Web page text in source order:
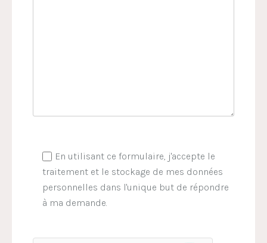
En utilisant ce formulaire, j'accepte le
traitement et le stockage de mes données
personnelles dans l'unique but de répondre
à ma demande.